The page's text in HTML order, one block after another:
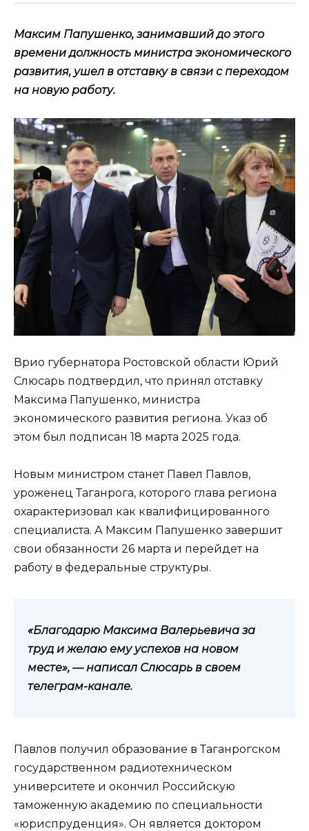
Максим Папушенко, занимавший до этого
времени должность министра экономического
развития, ушел в отставку в связи с переходом
на новую работу.
Врио губернатора Ростовской области Юрий
Слюсарь подтвердил, что принял отставку
Максима Папушенко, министра
экономического развития региона. Указ об
этом был подписан 18 марта 2025 года.
Новым министром станет Павел Павлов,
уроженец Таганрога, которого глава региона
охарактеризовал как квалифицированного
специалиста. А Максим Папушенко завершит
свои обязанности 26 марта и перейдет на
работу в федеральные структуры.
«Благодарю Максима Валерьевича за
труд и желаю ему успехов на новом
месте», — написал Слюсарь в своем
телеграм-канале.
Павлов получил образование в Таганрогском
государственном радиотехническом
университете и окончил Российскую
таможенную академию по специальности
«юриспруденция». Он является доктором